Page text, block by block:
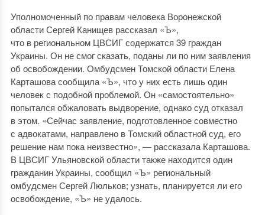
Уполномоченный по правам человека Воронежской
области Сергей Канищев рассказал «Ъ»,
что в региональном ЦВСИГ содержатся 39 граждан
Украины. Он не смог сказать, поданы ли по ним заявления
об освобождении. Омбудсмен Томской области Елена
Карташова сообщила «Ъ», что у них есть лишь один
человек с подобной проблемой. Он «самостоятельно»
попытался обжаловать выдворение, однако суд отказал
в этом. «Сейчас заявление, подготовленное совместно
с адвокатами, направлено в Томский областной суд, его
решение нам пока неизвестно», — рассказала Карташова.
В ЦВСИГ Ульяновской области также находится один
гражданин Украины, сообщил «Ъ» региональный
омбудсмен Сергей Люльков; узнать, планируется ли его
освобождение, «Ъ» не удалось.